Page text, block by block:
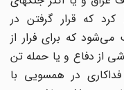
که قرار گرفتن در
که برای فرار از
دفاع و یا حمله تن
در همسویی با